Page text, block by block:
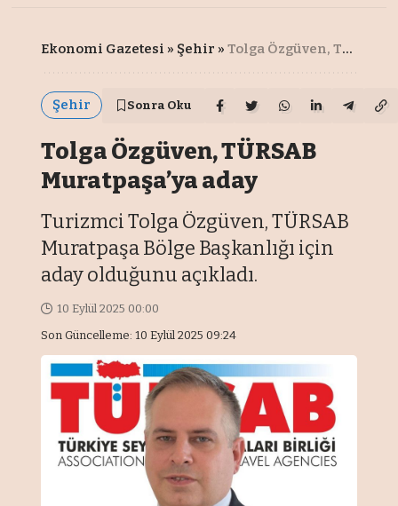
Ekonomi Gazetesi » Şehir »Tolga Özgüven, TÜRSAB Muratpaşa’ya aday
Şehir Sonra Oku
Tolga Özgüven, TÜRSAB
Muratpaşa’ya aday
Turizmci Tolga Özgüven, TÜRSAB
Muratpaşa Bölge Başkanlığı için
aday olduğunu açıkladı.
Son Güncelleme: 10 Eylül 2025 09:24
10 Eylül 2025 00:00